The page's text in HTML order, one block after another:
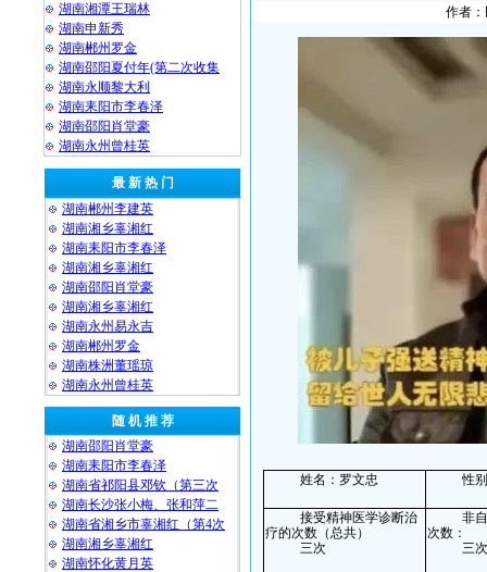
湖南湘潭王瑞林
湖南申新秀
湖南郴州罗金
湖南邵阳夏付年(第二次收集
湖南永顺黎大利
湖南耒阳市李春泽
湖南邵阳肖堂豪
湖南永州曾桂英
最 新 热 门
湖南郴州李建英
湖南湘乡辜湘红
湖南耒阳市李春泽
湖南湘乡辜湘红
湖南邵阳肖堂豪
湖南湘乡辜湘红
湖南永州易永吉
湖南郴州罗金
湖南株洲董瑶琼
湖南永州曾桂英
随 机 推 荐
湖南邵阳肖堂豪
湖南耒阳市李春泽
湖南省祁阳县邓钦（第三次
湖南长沙张小梅、张和萍二
湖南省湘乡市辜湘红（第4次
湖南湘乡辜湘红
湖南怀化黄月英
作者：
姓名： 罗文忠 性
接受精神医学诊断治
疗的次数（总共）
三次
非
次数：
三次